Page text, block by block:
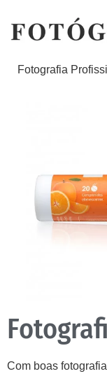
Fotografia
Com boas